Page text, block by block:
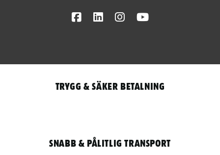
FacebookLinkedInInstagram
Trygg & säker betalning
Snabb & pålitlig transport